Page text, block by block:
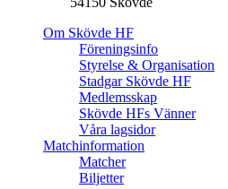
Om Skövde HF
Föreningsinfo
Styrelse & Organisation
Stadgar Skövde HF
Medlemsskap
Skövde HFs Vänner
Våra lagsidor
Matchinformation
Matcher
Biljetter